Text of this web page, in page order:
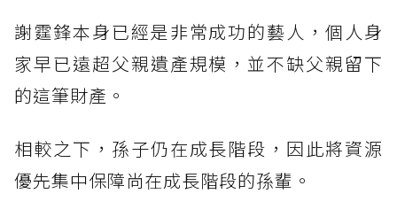
謝霆鋒本身已經是非常成功的藝人，個人身
家早已遠超父親遺產規模，並不缺父親留下
的這筆財產。
相較之下，孫子仍在成長階段，因此將資源
優先集中保障尚在成長階段的孫輩。